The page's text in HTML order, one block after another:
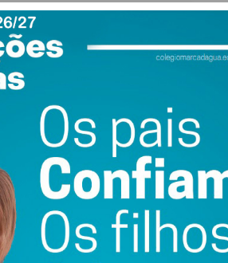
Imediato
regular a informação